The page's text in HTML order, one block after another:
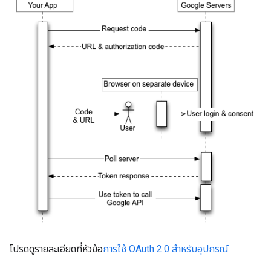
โปรดดูรายละเอียดที่หัวข้อการใช้ OAuth 2.0 สำหรับอุปกรณ์